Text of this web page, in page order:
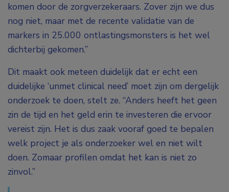
komen door de zorgverzekeraars. Zover zijn we dus
nog niet, maar met de recente validatie van de
markers in 25.000 ontlastingsmonsters is het wel
dichterbij gekomen.”
Dit maakt ook meteen duidelijk dat er echt een
duidelijke ‘unmet clinical need’ moet zijn om dergelijk
onderzoek te doen, stelt ze. “Anders heeft het geen
zin de tijd en het geld erin te investeren die ervoor
vereist zijn. Het is dus zaak vooraf goed te bepalen
welk project je als onderzoeker wel en niet wilt
doen. Zomaar profilen omdat het kan is niet zo
zinvol.”